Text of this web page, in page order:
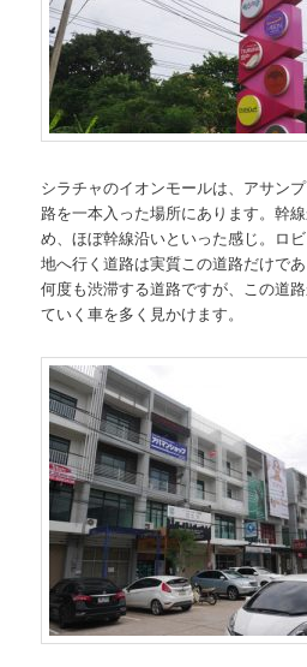
シラチャのイオンモールは、アサン
路を一本入った場所にあります。幹
め、ほぼ幹線沿いといった感じ。ロ
地へ行く道路は実質この道路だけで
何度も渋滞する道路ですが、この道
ていく車を多く見かけます。